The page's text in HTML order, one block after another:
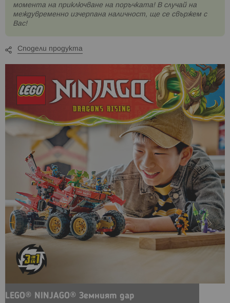
момента на приключване на поръчката! В случай на
междувременно изчерпана наличност, ще се свържем с
Вас!
Сподели продукта
LEGO® NINJAGO® Земният дар